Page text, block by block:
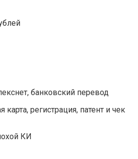
банковский перевод
карта, регистрация, патент и чек
КИ